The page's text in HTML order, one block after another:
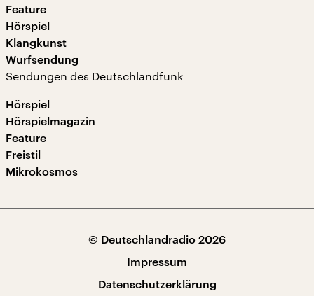
Feature
Hörspiel
Klangkunst
Wurfsendung
Sendungen des Deutschlandfunk
Hörspiel
Hörspielmagazin
Feature
Freistil
Mikrokosmos
© Deutschlandradio 2026
Impressum
Datenschutzerklärung